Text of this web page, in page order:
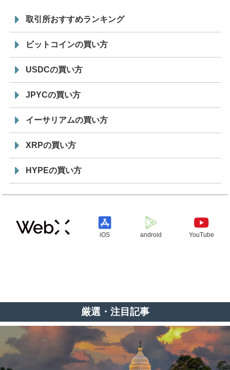
取引所おすすめランキング
ビットコインの買い方
USDCの買い方
JPYCの買い方
イーサリアムの買い方
XRPの買い方
HYPEの買い方
iOS android YouTube
厳選・注目記事